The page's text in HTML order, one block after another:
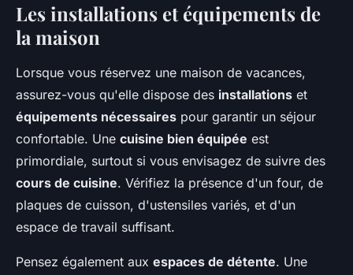
Les installations et équipements de
la maison
Lorsque vous réservez une maison de vacances,
assurez-vous qu'elle dispose des installations et
équipements nécessaires pour garantir un séjour
confortable. Une cuisine bien équipée est
primordiale, surtout si vous envisagez de suivre des
cours de cuisine. Vérifiez la présence d'un four, de
plaques de cuisson, d'ustensiles variés, et d'un
espace de travail suffisant.
Pensez également aux espaces de détente. Une